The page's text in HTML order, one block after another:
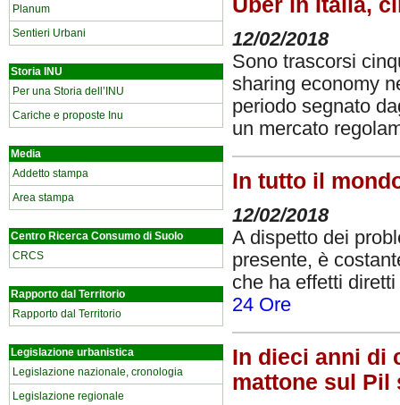
Planum
Sentieri Urbani
Storia INU
Per una Storia dell’INU
Cariche e proposte Inu
Media
Addetto stampa
Area stampa
Centro Ricerca Consumo di Suolo
CRCS
Rapporto dal Territorio
Rapporto dal Territorio
Legislazione urbanistica
Legislazione nazionale, cronologia
Legislazione regionale
12/02/2018
Sono trascorsi
sharing economy
periodo segnato
un mercato
In tutto il
12/02/2018
A dispetto dei
presente, è
che ha effetti
24 Ore
In dieci anni di
mattone sul Pil